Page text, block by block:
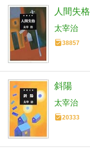
人間失格
太宰治
38857
斜陽
太宰治
20333